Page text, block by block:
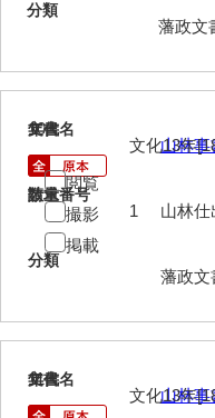
凶事分類
御書御判
分類
藩政文
10
文書名
山林
請求番号
山林仕
分類
藩政
年代
文化13年
数量
1
閲覧
撮影
掲載
11
文書名
山林
年代
文化13年